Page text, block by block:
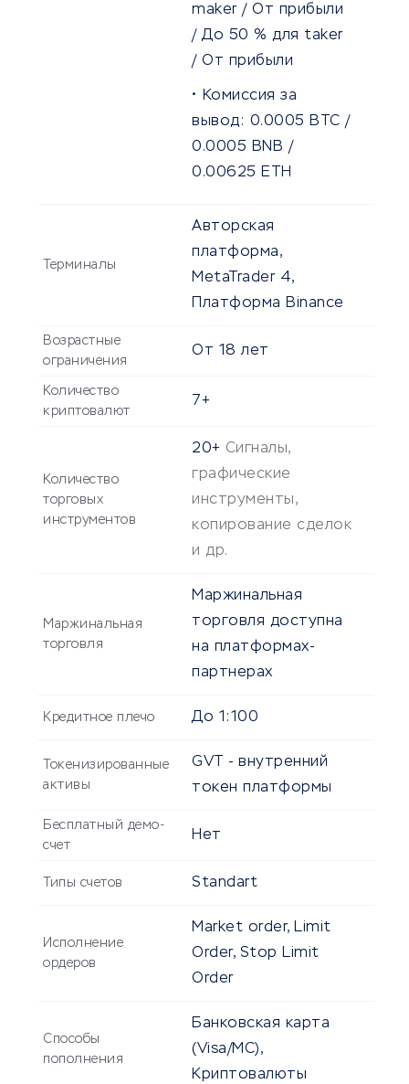
maker / От прибыли
/До 50 % для taker
/ От прибыли
Комиссия за
вывод: 0.0005 BTC /
0.0005 BNB /
0.00625 ETH
Терминалы
Авторская
платформа,
MetaTrader 4,
Платформа Binance
Возрастные
ограничения
От 18 лет
Количество
криптовалют
7+
Количество
торговых
инструментов
20+ Сигналы,
графические
инструменты,
копирование сделок
и др.
Маржинальная
торговля
Маржинальная
торговля доступна
на платформах-
партнерах
Кредитное плечо До 1:100
Токенизированные
активы
GVT - внутренний
токен платформы
Бесплатный демо-
счет
Нет
Типы счетов Standart
Исполнение
ордеров
Market order, Limit
Order, Stop Limit
Order
Способы
пополнения
Банковская карта
(Visa/MC),
Криптовалюты